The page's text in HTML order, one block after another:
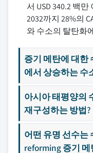
서 USD 340.2 백
2032까지 28%의
와 수소의 탈탄화
증기 메탄에 대한
에서 상승하는 수
아시아 태평양의
재구성하는 방법?
어떤 유명 선수는
reforming 증기